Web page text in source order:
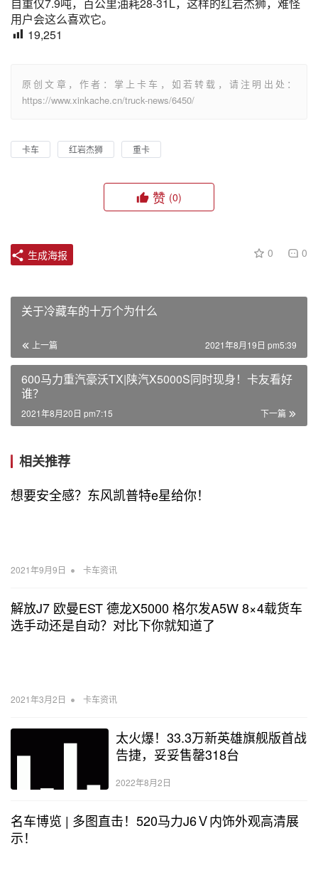
用户会这么喜欢它。
19,251
原创文章，作者：掌上卡车，如若转载，请注明出处：
https://www.xinkache.cn/truck-news/6450/
卡车 红岩杰狮 重卡
赞 (0)
0 0
生成海报
关于冷藏车的十万个为什么
上一篇 2021年8月19日 pm5:39
600马力重汽豪沃TX|陕汽X5000S同时现身！卡友看好
谁？
下一篇
2021年8月20日 pm7:15
相关推荐
想要安全感？东风凯普特e星给你！
2021年9月9日 • 卡车资讯
解放J7 欧曼EST 德龙X5000 格尔发A5W 8×4载货车
选手动还是自动？对比下你就知道了
2021年3月2日 • 卡车资讯
太火爆！33.3万新英雄旗舰版首战
告捷，妥妥售罄318台
2022年8月2日
名车博览 | 多图直击！520马力J6Ｖ内饰外观高清展
示！